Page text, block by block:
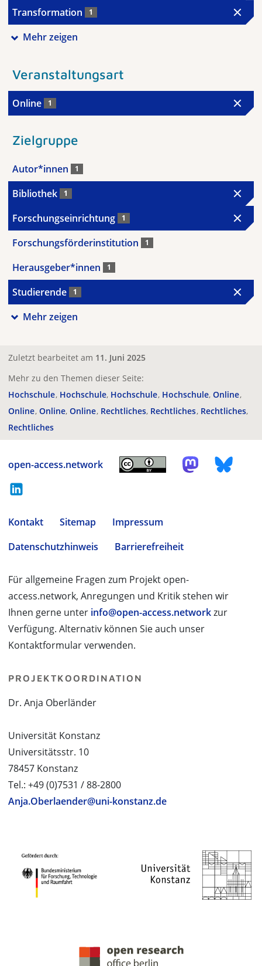
Transformation 1
Mehr zeigen
Veranstaltungsart
Online 1
Zielgruppe
Autor*innen 1
Bibliothek 1
Forschungseinrichtung 1
Forschungsförderinstitution 1
Herausgeber*innen 1
Studierende 1
Mehr zeigen
Zuletzt bearbeitet am 11. Juni 2025
Mehr zu den Themen dieser Seite:
Hochschule Hochschule Hochschule Hochschule Online
Online Online Online Rechtliches Rechtliches Rechtliches
Rechtliches
open-access.network
Kontakt Sitemap
Impressum
Datenschutzhinweis
Barrierefreiheit
Für allgemeine Fragen zum Projekt open-
access.network, Anregungen und Kritik stehen wir
Ihnen gerne unter info@open-access.networkzur
Verfügung. Alternativ können Sie auch unser
Kontaktformular verwenden.
PROJEKTKOORDINATION
Dr. Anja Oberländer
Universität Konstanz
Universitätsstr. 10
78457 Konstanz
Tel.: +49 (0)7531 / 88-2800
Anja.Oberlaender@uni-konstanz.de